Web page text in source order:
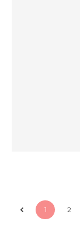
1 2